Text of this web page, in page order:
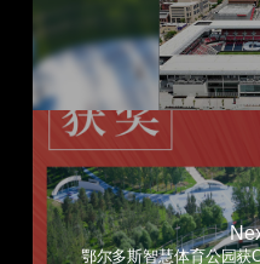
鄂尔多斯智慧体育公园获